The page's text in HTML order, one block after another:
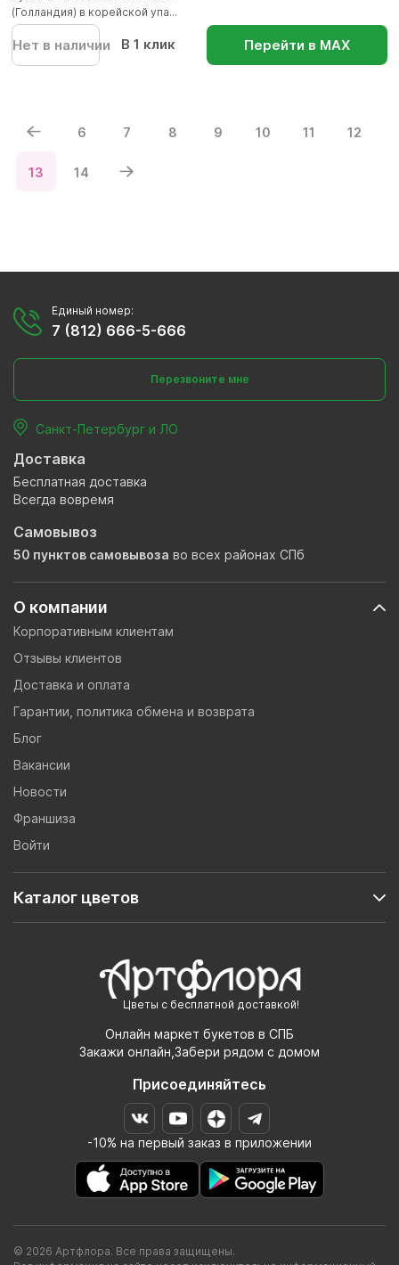
(Голландия) в корейской упа...
Нет в наличии В 1 клик Перейти в МАХ
6 7 8 9 10 11 12
13 14
Цветы с бесплатной доставкой!
Онлайн маркет букетов в СПБ
Закажи онлайн,Забери рядом с домом
Присоединяйтесь
-10% на первый заказ в приложении
О компании
Корпоративным клиентам
Отзывы клиентов
Доставка и оплата
Гарантии, политика обмена и возврата
Блог
Вакансии
Новости
Франшиза
Войти
Каталог цветов
Единый номер:
7 (812) 666-5-666
Перезвоните мне
Санкт-Петербург и ЛО
Доставка
Бесплатная доставка
Всегда вовремя
Самовывоз
50 пунктов самовывоза во всех районах СПб
© 2026 Артфлора. Все права защищены.